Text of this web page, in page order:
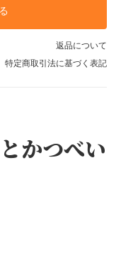
返品について
特定商取引法に基づく表記
かつべい